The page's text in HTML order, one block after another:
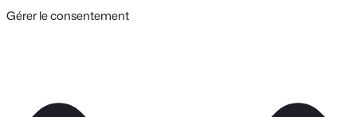
Gérer le consentement